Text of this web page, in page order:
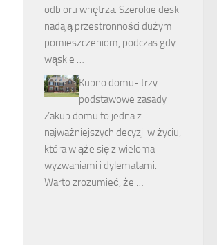
odbioru wnętrza. Szerokie deski
nadają przestronności dużym
pomieszczeniom, podczas gdy
wąskie …
Kupno domu- trzy
podstawowe zasady
Zakup domu to jedna z
najważniejszych decyzji w życiu,
która wiąże się z wieloma
wyzwaniami i dylematami.
Warto zrozumieć, że …